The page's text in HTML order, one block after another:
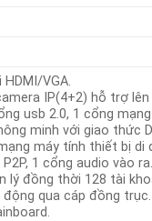
VGA.
IP(4+2) hỗ trợ
usb 2.0, 1 cổng mạng
minh với giao thức
máy tính thiết bị di
1 cổng audio vào ra.
lý đồng thời 128 tài
qua cáp đồng trục.